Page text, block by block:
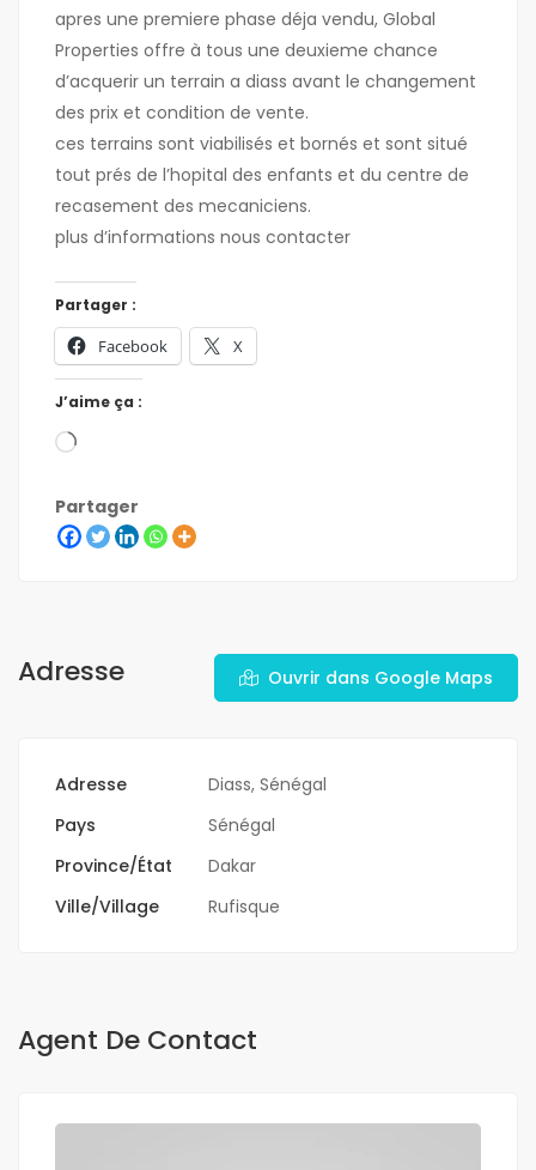
apres une premiere phase déja vendu, Global
Properties offre à tous une deuxieme chance
d’acquerir un terrain a diass avant le changement
des prix et condition de vente.
ces terrains sont viabilisés et bornés et sont situé
tout prés de l’hopital des enfants et du centre de
recasement des mecaniciens.
plus d’informations nous contacter
Partager :
Facebook X
J’aime ça :
Partager
Adresse Ouvrir dans Google Maps
Adresse
Diass, Sénégal
Pays
Sénégal
Province/État
Dakar
Ville/Village
Rufisque
Agent De Contact